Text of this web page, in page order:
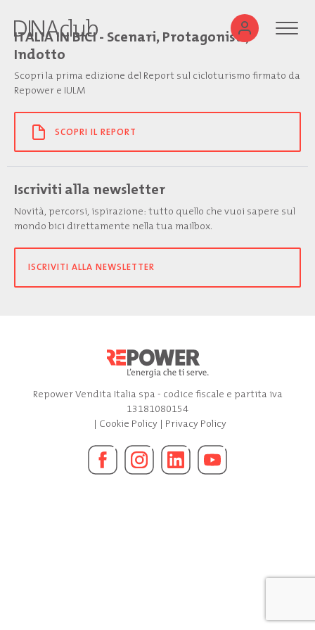
ITALIA IN BICI - Scenari, Protagonisti,
Indotto
Scopri la prima edizione del Report sul cicloturismo firmato da
Repower e IULM
SCOPRI IL REPORT
Iscriviti alla newsletter
Novità, percorsi, ispirazione: tutto quello che vuoi sapere sul
mondo bici direttamente nella tua mailbox.
ISCRIVITI ALLA NEWSLETTER
Repower Vendita Italia spa - codice fiscale e partita iva
13181080154
| Cookie Policy| Privacy Policy